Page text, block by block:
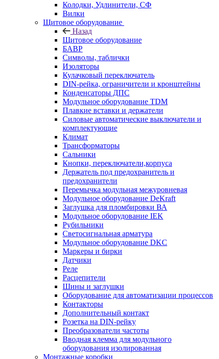
Колодки, Удлинители, СФ
Вилки
Щитовое оборудование
Назад
Щитовое оборудование
БАВР
Символы, таблички
Изоляторы
Кулачковый переключатель
DIN-рейка, ограничители и кронштейны
Конденсаторы ДПС
Модульное оборудование TDM
Плавкие вставки и держатели
Силовые автоматические выключатели и
комплектующие
Климат
Трансформаторы
Сальники
Кнопки, переключатели,корпуса
Держатель под предохранитель и
предохранители
Перемычка модульная межуровневая
Модульное оборудование DeKraft
Заглушка для пломбировки ВА
Модульное оборудование IEK
Рубильники
Светосигнальная арматура
Модульное оборудование DKC
Маркеры и бирки
Датчики
Реле
Расцепители
Шины и заглушки
Оборудование для автоматизации процессов
Контакторы
Дополнительный контакт
Розетка на DIN-рейку
Преобразователи частоты
Вводная клемма для модульного
оборудования изолированная
Монтажные коробки